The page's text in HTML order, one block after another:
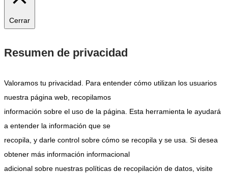
Cerrar
Resumen de privacidad
Valoramos tu privacidad. Para entender cómo utilizan los usuarios
nuestra página web, recopilamos
información sobre el uso de la página. Esta herramienta le ayudará
a entender la información que se
recopila, y darle control sobre cómo se recopila y se usa. Si desea
obtener más información informacional
adicional sobre nuestras políticas de recopilación de datos, visite